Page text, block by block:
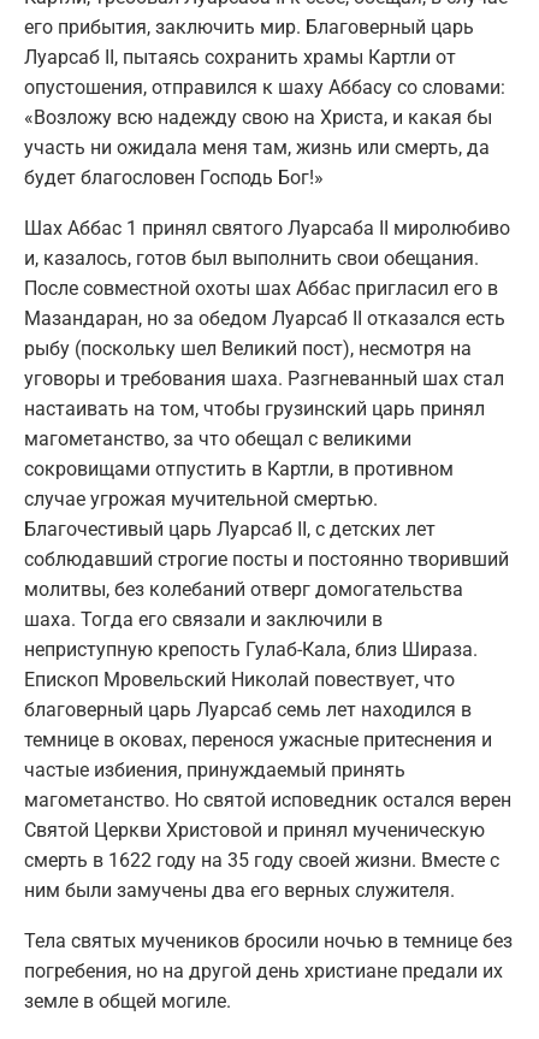
его прибытия, заключить мир. Благоверный царь
Луарсаб II, пытаясь сохранить храмы Картли от
опустошения, отправился к шаху Аббасу со словами:
«Возложу всю надежду свою на Христа, и какая бы
участь ни ожидала меня там, жизнь или смерть, да
будет благословен Господь Бог!»
Шах Аббас 1 принял святого Луарсаба II миролюбиво
и, казалось, готов был выполнить свои обещания.
После совместной охоты шах Аббас пригласил его в
Мазандаран, но за обедом Луарсаб II отказался есть
рыбу (поскольку шел Великий пост), несмотря на
уговоры и требования шаха. Разгневанный шах стал
настаивать на том, чтобы грузинский царь принял
магометанство, за что обещал с великими
сокровищами отпустить в Картли, в противном
случае угрожая мучительной смертью.
Благочестивый царь Луарсаб II, с детских лет
соблюдавший строгие посты и постоянно творивший
молитвы, без колебаний отверг домогательства
шаха. Тогда его связали и заключили в
неприступную крепость Гулаб-Кала, близ Шираза.
Епископ Мровельский Николай повествует, что
благоверный царь Луарсаб семь лет находился в
темнице в оковах, перенося ужасные притеснения и
частые избиения, принуждаемый принять
магометанство. Но святой исповедник остался верен
Святой Церкви Христовой и принял мученическую
смерть в 1622 году на 35 году своей жизни. Вместе с
ним были замучены два его верных служителя.
Тела святых мучеников бросили ночью в темнице без
погребения, но на другой день христиане предали их
земле в общей могиле.